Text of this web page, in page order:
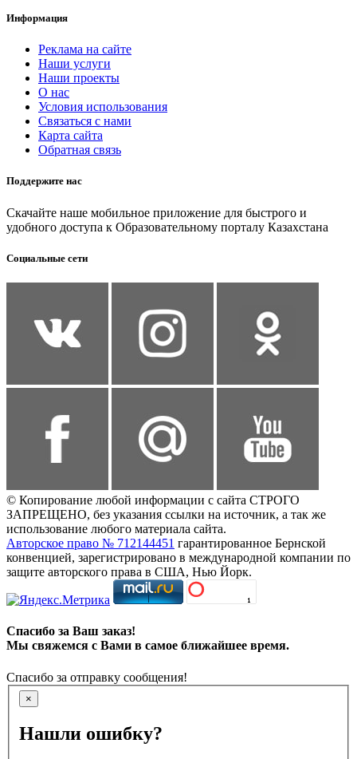
Информация
Реклама на сайте
Наши услуги
Наши проекты
О нас
Условия использования
Связаться с нами
Карта сайта
Обратная связь
Поддержите нас
Скачайте наше мобильное приложение для быстрого и
удобного доступа к Образовательному порталу Казахстана
Социальные сети
© Копирование любой информации с сайта СТРОГО
ЗАПРЕЩЕНО, без указания ссылки на источник, а так же
использование любого материала сайта.
Авторское право № 712144451 гарантированное Бернской
конвенцией, зарегистрировано в международной компании по
защите авторского права в США, Нью Йорк.
Спасибо за Ваш заказ!
Мы свяжемся с Вами в самое ближайшее время.
Спасибо за отправку сообщения!
×
Нашли ошибку?